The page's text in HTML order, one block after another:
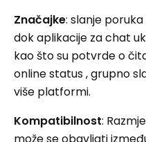
Značajke: slanje
dok aplikacije za chat
kao što su potvrde o
online status , grupno
više platformi.
Kompatibilnost: